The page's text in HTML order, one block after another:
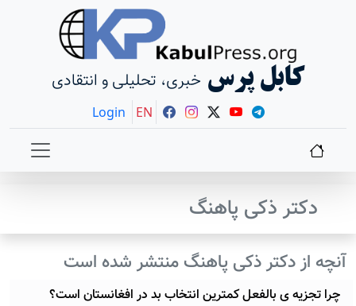
کابل پرس خبری، تحلیلی و انتقادی
Login EN
دکتر ذکی پاهنگ
آنچه از دکتر ذکی پاهنگ منتشر شده است
چرا تجزیه ی بالفعل کمترین انتخاب بد در افغانستان است؟